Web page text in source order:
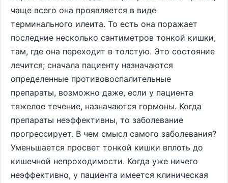
чаще всего она проявляется в виде
терминального илеита. То есть она поражает
последние несколько сантиметров тонкой кишки,
там, где она переходит в толстую. Это состояние
лечится; сначала пациенту назначаются
определенные противовоспалительные
препараты, возможно даже, если у пациента
тяжелое течение, назначаются гормоны. Когда
препараты неэффективны, то заболевание
прогрессирует. В чем смысл самого заболевания?
Уменьшается просвет тонкой кишки вплоть до
кишечной непроходимости. Когда уже ничего
неэффективно, у пациента имеется клиническая